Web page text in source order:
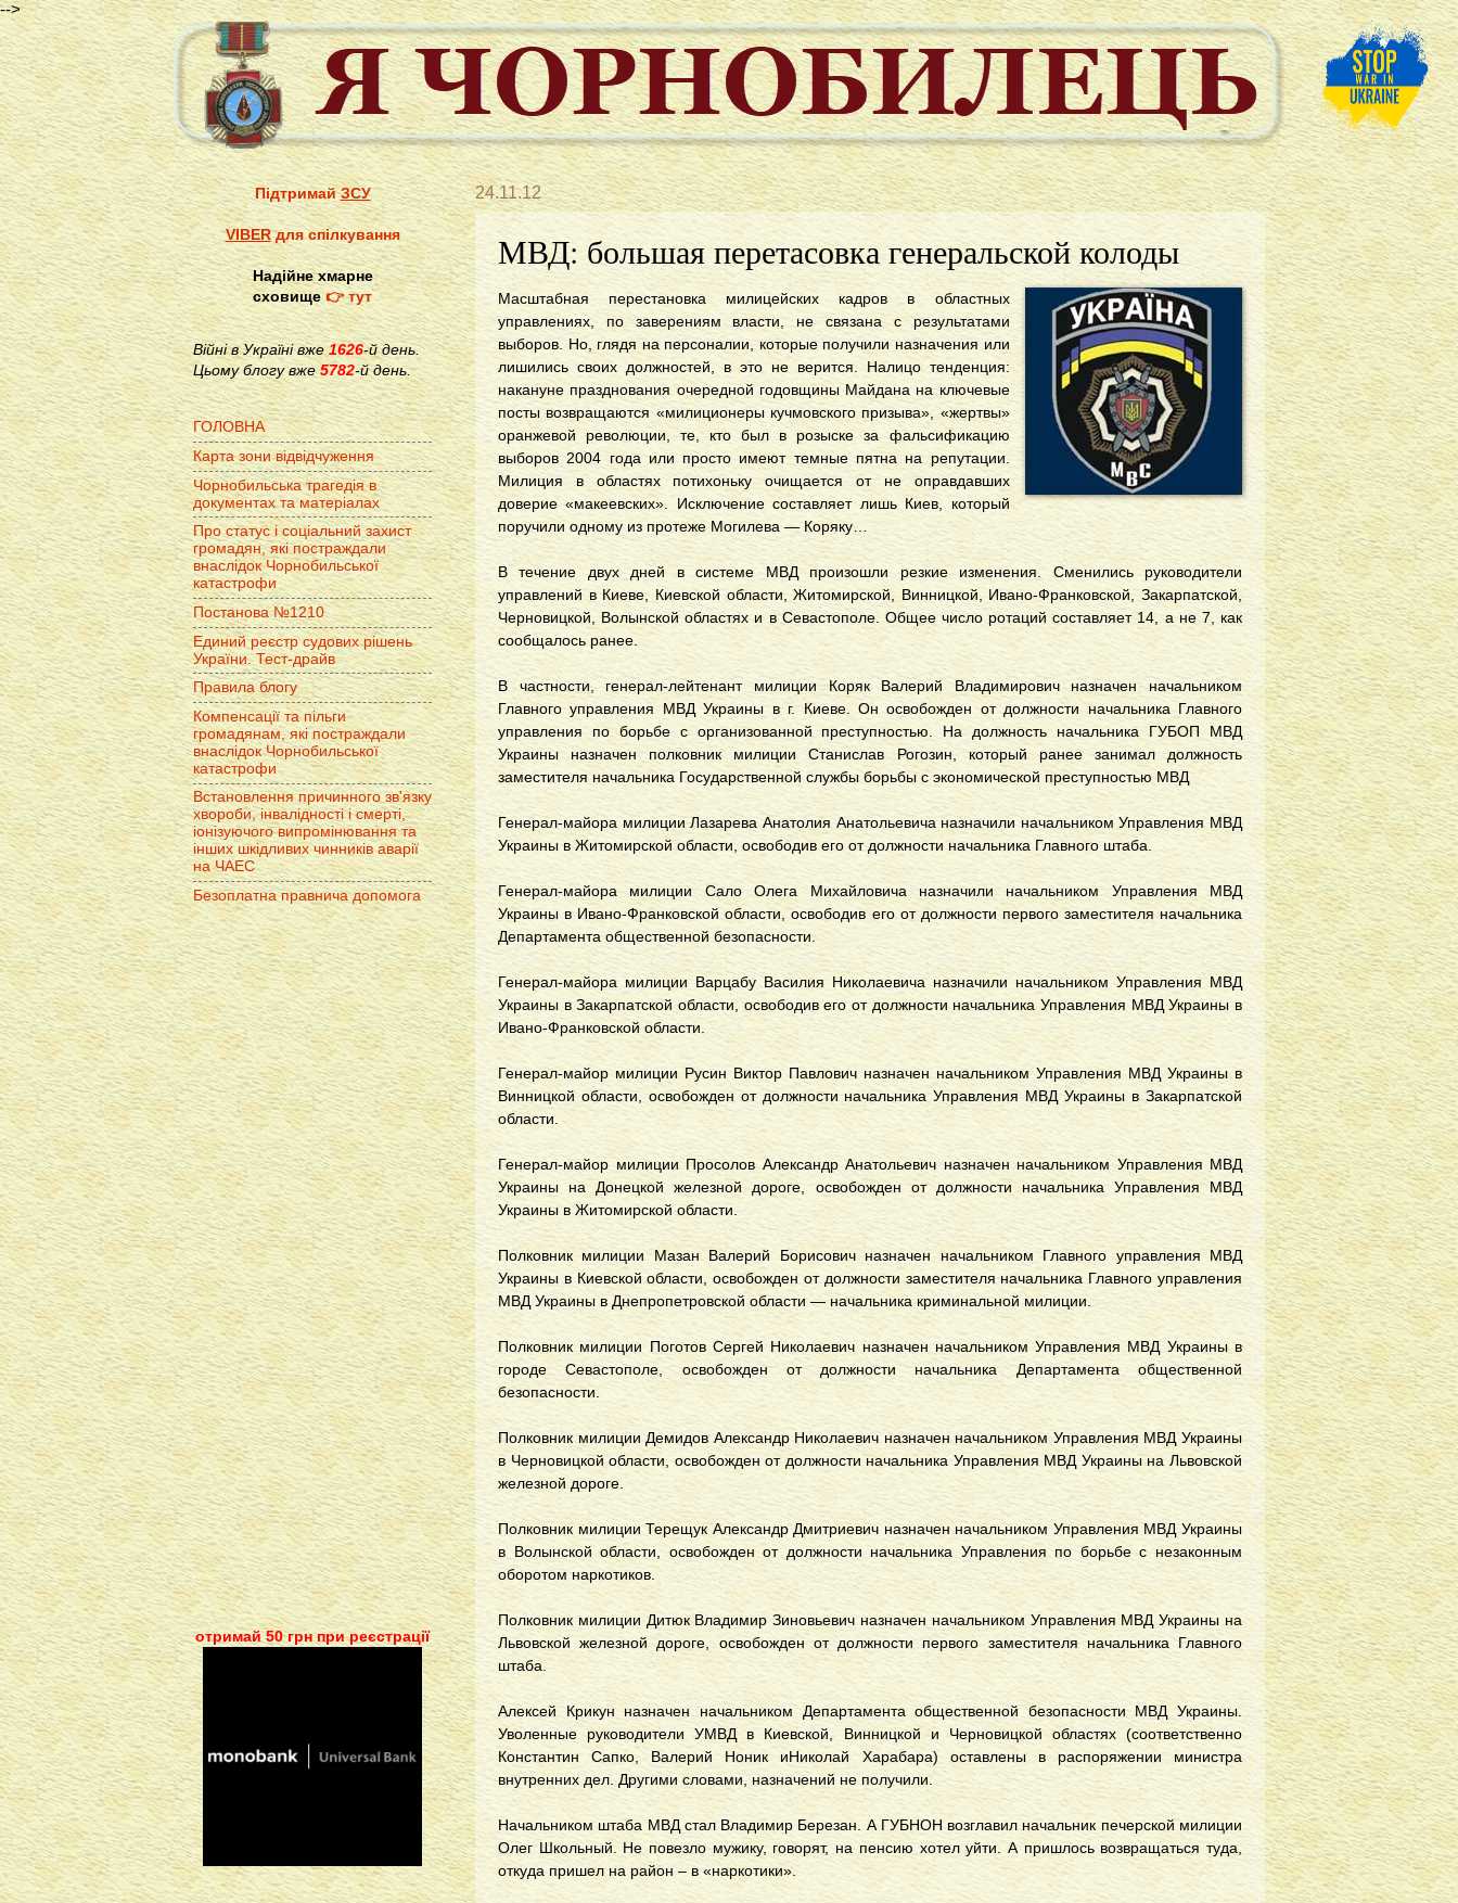
-->
24.11.12
МВД: большая перетасовка генеральской колоды
Масштабная перестановка милицейских кадров в областных
управлениях, по заверениям власти, не связана с результатами
выборов. Но, глядя на персоналии, которые получили назначения или
лишились своих должностей, в это не верится. Налицо тенденция:
накануне празднования очередной годовщины Майдана на ключевые
посты возвращаются «милиционеры кучмовского призыва», «жертвы»
оранжевой революции, те, кто был в розыске за фальсификацию
выборов 2004 года или просто имеют темные пятна на репутации.
Милиция в областях потихоньку очищается от не оправдавших
доверие «макеевских». Исключение составляет лишь Киев, который
поручили одному из протеже Могилева — Коряку…
В течение двух дней в системе МВД произошли резкие изменения. Сменились руководители
управлений в Киеве, Киевской области, Житомирской, Винницкой, Ивано-Франковской, Закарпатской,
Черновицкой, Волынской областях и в Севастополе. Общее число ротаций составляет 14, а не 7, как
сообщалось ранее.
В частности, генерал-лейтенант милиции Коряк Валерий Владимирович назначен начальником
Главного управления МВД Украины в г. Киеве. Он освобожден от должности начальника Главного
управления по борьбе с организованной преступностью. На должность начальника ГУБОП МВД
Украины назначен полковник милиции Станислав Рогозин, который ранее занимал должность
заместителя начальника Государственной службы борьбы с экономической преступностью МВД
Генерал-майора милиции Лазарева Анатолия Анатольевича назначили начальником Управления МВД
Украины в Житомирской области, освободив его от должности начальника Главного штаба.
Генерал-майора милиции Сало Олега Михайловича назначили начальником Управления МВД
Украины в Ивано-Франковской области, освободив его от должности первого заместителя начальника
Департамента общественной безопасности.
Генерал-майора милиции Варцабу Василия Николаевича назначили начальником Управления МВД
Украины в Закарпатской области, освободив его от должности начальника Управления МВД Украины в
Ивано-Франковской области.
Генерал-майор милиции Русин Виктор Павлович назначен начальником Управления МВД Украины в
Винницкой области, освобожден от должности начальника Управления МВД Украины в Закарпатской
области.
Генерал-майор милиции Просолов Александр Анатольевич назначен начальником Управления МВД
Украины на Донецкой железной дороге, освобожден от должности начальника Управления МВД
Украины в Житомирской области.
Полковник милиции Мазан Валерий Борисович назначен начальником Главного управления МВД
Украины в Киевской области, освобожден от должности заместителя начальника Главного управления
МВД Украины в Днепропетровской области — начальника криминальной милиции.
Полковник милиции Поготов Сергей Николаевич назначен начальником Управления МВД Украины в
городе Севастополе, освобожден от должности начальника Департамента общественной
безопасности.
Полковник милиции Демидов Александр Николаевич назначен начальником Управления МВД Украины
в Черновицкой области, освобожден от должности начальника Управления МВД Украины на Львовской
железной дороге.
Полковник милиции Терещук Александр Дмитриевич назначен начальником Управления МВД Украины
в Волынской области, освобожден от должности начальника Управления по борьбе с незаконным
оборотом наркотиков.
Полковник милиции Дитюк Владимир Зиновьевич назначен начальником Управления МВД Украины на
Львовской железной дороге, освобожден от должности первого заместителя начальника Главного
штаба.
Алексей Крикун назначен начальником Департамента общественной безопасности МВД Украины.
Уволенные руководители УМВД в Киевской, Винницкой и Черновицкой областях (соответственно
Константин Сапко, Валерий Ноник иНиколай Харабара) оставлены в распоряжении министра
внутренних дел. Другими словами, назначений не получили.
Начальником штаба МВД стал Владимир Березан. А ГУБНОН возглавил начальник печерской милиции
Олег Школьный. Не повезло мужику, говорят, на пенсию хотел уйти. А пришлось возвращаться туда,
откуда пришел на район – в «наркотики».
ПідтримайЗСУ
VIBERдля спілкування
Надійне хмарне
сховище👉 тут
Війні в Україні вже1626-й день.
Цьому блогу вже 5782-й день.
ГОЛОВНА
Карта зони відвідчуження
Чорнобильська трагедія в
документах та матеріалах
Про статус і соціальний захист
громадян, які постраждали
внаслідок Чорнобильської
катастрофи
Постанова №1210
Единий реєстр судових рішень
України. Тест-драйв
Правила блогу
Компенсації та пільги
громадянам, які постраждали
внаслідок Чорнобильської
катастрофи
Встановлення причинного зв'язку
хвороби, інвалідності і смерті,
іонізуючого випромінювання та
інших шкідливих чинників аварії
на ЧАЕС
Безоплатна правнича допомога
отримай 50 грн при реєстрації